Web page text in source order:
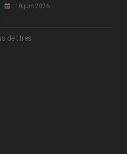
10 juin 2026
de titres